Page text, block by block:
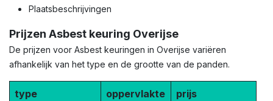
Plaatsbeschrijvingen
Prijzen Asbest keuring Overijse
De prijzen voor Asbest keuringen in Overijse variëren
afhankelijk van het type en de grootte van de panden.
type oppervlakte prijs